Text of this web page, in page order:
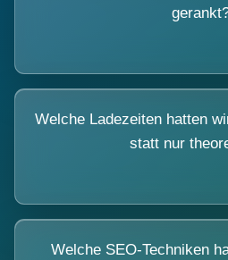
Welche Ladezeiten hatten
statt nur
Welche SEO-Techniken